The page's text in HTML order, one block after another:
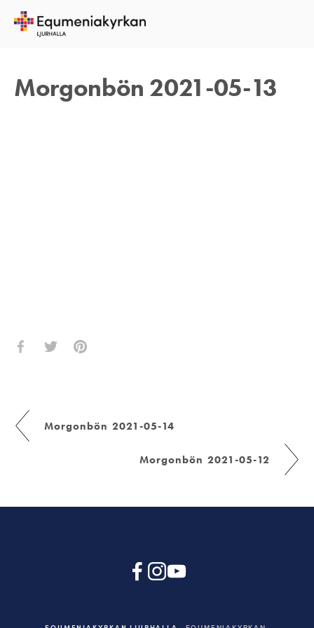
Morgonbön 2021-05-13
13 MAJ 2021
Morgonbön 2021-05-14
Morgonbön 2021-05-12